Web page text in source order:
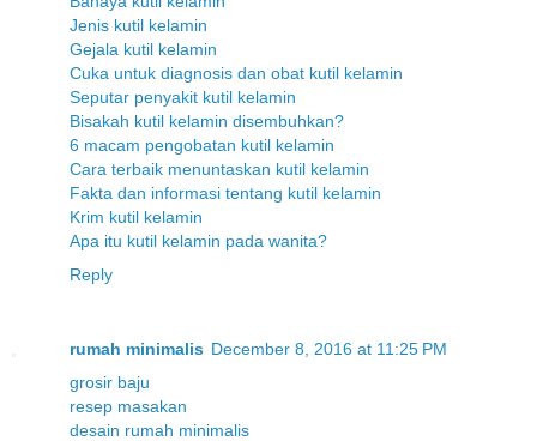
Jenis kutil kelamin
Gejala kutil kelamin
Cuka untuk diagnosis dan obat kutil kelamin
Seputar penyakit kutil kelamin
Bisakah kutil kelamin disembuhkan?
6 macam pengobatan kutil kelamin
Cara terbaik menuntaskan kutil kelamin
Fakta dan informasi tentang kutil kelamin
Krim kutil kelamin
Apa itu kutil kelamin pada wanita?
Reply
rumah minimalis December 8, 2016 at 11:25 PM
grosir baju
resep masakan
desain rumah minimalis